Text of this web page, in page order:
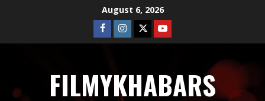
August 6, 2026
Facebook
Instagram
TwitterYoutube
FILMYKHABARS